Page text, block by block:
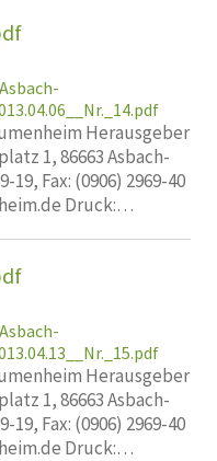
Herausgeber
1, 86663 Asbach-
Fax: (0906) 2969-40
Druck:…
Herausgeber
1, 86663 Asbach-
Fax: (0906) 2969-40
Druck:…